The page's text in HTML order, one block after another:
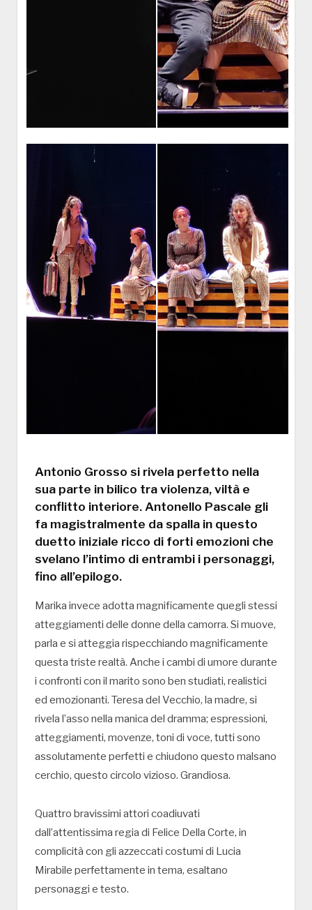
Antonio Grosso si rivela perfetto nella
sua parte in bilico tra violenza, viltà e
conflitto interiore. Antonello Pascale gli
fa magistralmente da spalla in questo
duetto iniziale ricco di forti emozioni che
svelano l’intimo di entrambi i personaggi,
fino all’epilogo.
Marika invece adotta magnificamente quegli stessi
atteggiamenti delle donne della camorra. Si muove,
parla e si atteggia rispecchiando magnificamente
questa triste realtà. Anche i cambi di umore durante
i confronti con il marito sono ben studiati, realistici
ed emozionanti. Teresa del Vecchio, la madre, si
rivela l’asso nella manica del dramma; espressioni,
atteggiamenti, movenze, toni di voce, tutti sono
assolutamente perfetti e chiudono questo malsano
cerchio, questo circolo vizioso. Grandiosa.
Quattro bravissimi attori coadiuvati
dall’attentissima regia di Felice Della Corte, in
complicità con gli azzeccati costumi di Lucia
Mirabile perfettamente in tema, esaltano
personaggi e testo.